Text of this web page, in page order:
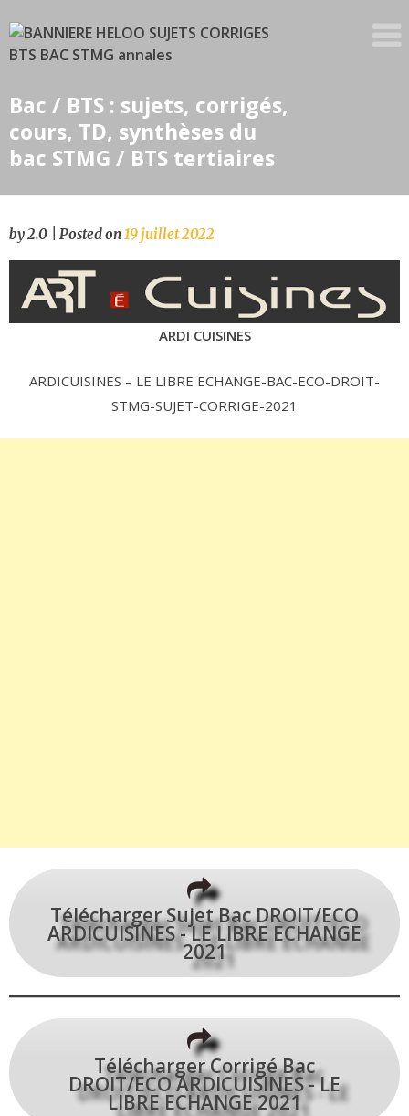
to
content
Bac / BTS : sujets, corrigés,
cours, TD, synthèses du
bac STMG / BTS tertiaires
by2.0 Posted on19 juillet 2022
ARDI CUISINES
ARDICUISINES – LE LIBRE ECHANGE-BAC-ECO-DROIT-
STMG-SUJET-CORRIGE-2021
Télécharger Sujet Bac DROIT/ECO
ARDICUISINES - LE LIBRE ECHANGE
2021
Télécharger Corrigé Bac
DROIT/ECO ARDICUISINES - LE
LIBRE ECHANGE 2021